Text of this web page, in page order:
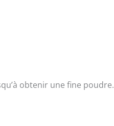
obtenir une fine poudre.